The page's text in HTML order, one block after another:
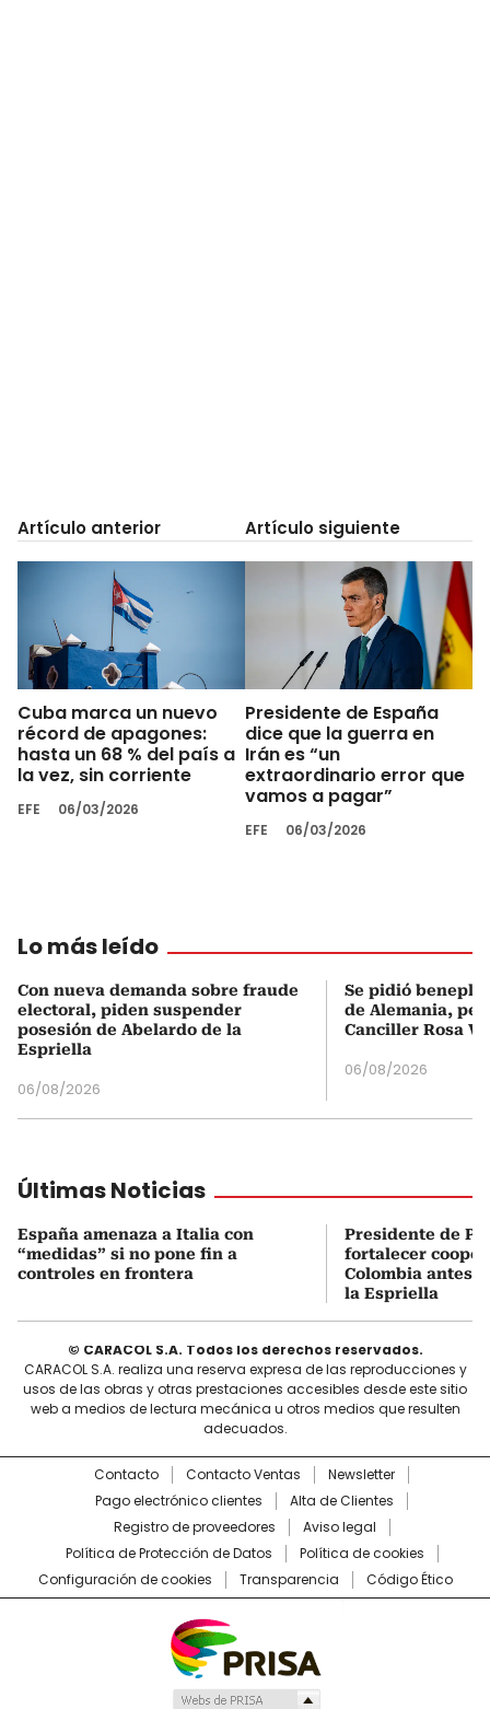
Artículo anterior
Cuba marca un nuevo
récord de apagones:
hasta un 68 % del país a
la vez, sin corriente
EFE 06/03/2026
Artículo siguiente
Presidente de España
dice que la guerra en
Irán es “un
extraordinario error que
vamos a pagar”
EFE 06/03/2026
Lo más leído
Con nueva demanda sobre fraude
electoral, piden suspender
posesión de Abelardo de la
Espriella
06/08/2026
Se pidió
de Alemania,
Canciller Rosa
06/08/2026
Últimas Noticias
España amenaza a Italia con
“medidas” si no pone fin a
controles en frontera
Presidente de
fortalecer
Colombia antes
la Espriella
© CARACOL S.A. Todos los derechos reservados.
CARACOL S.A. realiza una reserva expresa de las reproducciones y
usos de las obras y otras prestaciones accesibles desde este sitio
web a medios de lectura mecánica u otros medios que resulten
adecuados.
Contacto Contacto Ventas
Newsletter
Pago electrónico clientes
Alta de Clientes
Registro de proveedores
Aviso legal
Política de Protección de Datos
Política de cookies
Configuración de cookies
Transparencia Código Ético